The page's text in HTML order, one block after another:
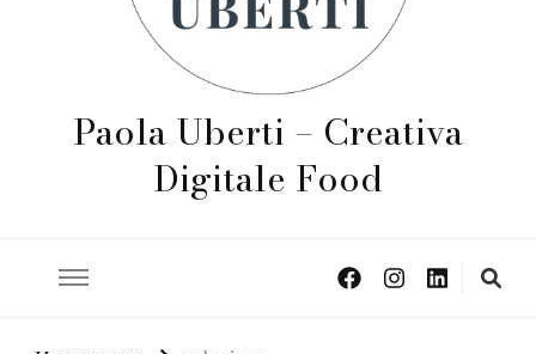
Paola Uberti – Creativa
Digitale Food